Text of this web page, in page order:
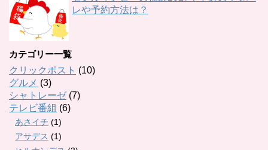
レや予約方法は？
カテゴリー一覧
クリックポスト (10)
グルメ (3)
シャトレーゼ(7)
テレビ番組 (6)
あさイチ (1)
アサデス (1)